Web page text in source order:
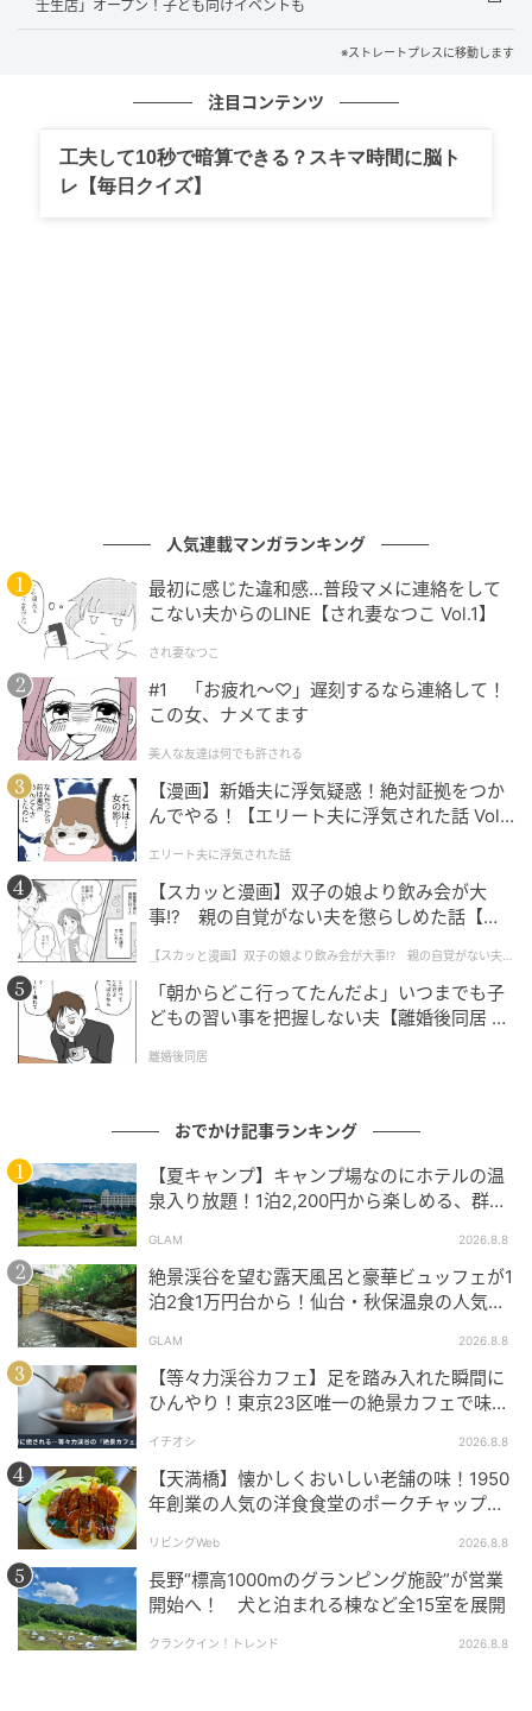
8月1日(土)18:00〜23:00には、浅草で開催されてきたR
＆Bナイトを錦糸町に移し、オープニングのメインイベ
ント「錦糸町R＆Bナイト」を開催。DJ 我空、Yve、DJ
Fourd Nkayが出演し、R＆B、Hip Hop、Old School、
Reggaeなど、ブラックミュージックを中心に楽しめる
DJイベントだ。
料金は、飲み放題メニュー・入場料込みで5,000円。
シャンパン・ショットは別料金となっている。
ストレートプレス
オープニングイベント最終日の8月2日(日)18:00〜
23:00は、幅広いジャンルの音楽を楽しめる「オールミ
ックスDJパーティー」を開催。R＆B、Hip Hop、
Dance Classics、Pop、Reggaeなど、ジャンルを超え
た選曲でオープニング・ウィークエンドを締めくく
る。
壬生店」オープン！子ども向けイベントも
※ストレートプレスに移動します
注目コンテンツ
工夫して10秒で暗算できる？スキマ時間に脳ト
レ【毎日クイズ】
人気連載マンガランキング
最初に感じた違和感…普段マメに連絡をして
こない夫からのLINE【され妻なつこ Vol.1】
され妻なつこ
#1 「お疲れ〜♡」遅刻するなら連絡して！
この女、ナメてます
美人な友達は何でも許される
【漫画】新婚夫に浮気疑惑！絶対証拠をつか
んでやる！【エリート夫に浮気された話 Vol.
エリート夫に浮気された話
【スカッと漫画】双子の娘より飲み会が大
事!? 親の自覚がない夫を懲らしめた話【第1
【スカッと漫画】双子の娘より飲み会が大事!? 親の自覚がない夫を
懲らしめた話
「朝からどこ行ってたんだよ」いつまでも子
どもの習い事を把握しない夫【離婚後同居 Vo
離婚後同居
おでかけ記事ランキング
【夏キャンプ】キャンプ場なのにホテルの温
泉入り放題！1泊2,200円から楽しめる、群馬
GLAM 2026.8.8
絶景渓谷を望む露天風呂と豪華ビュッフェが1
泊2食1万円台から！仙台・秋保温泉の人気コ
GLAM 2026.8.8
【等々力渓谷カフェ】足を踏み入れた瞬間に
ひんやり！東京23区唯一の絶景カフェで味わ
イチオシ 2026.8.8
【天満橋】懐かしくおいしい老舗の味！1950
年創業の人気の洋食食堂のポークチャップ！
リビングWeb 2026.8.8
長野“標高1000mのグランピング施設”が営業
開始へ！ 犬と泊まれる棟など全15室を展開
クランクイン！トレンド 2026.8.8